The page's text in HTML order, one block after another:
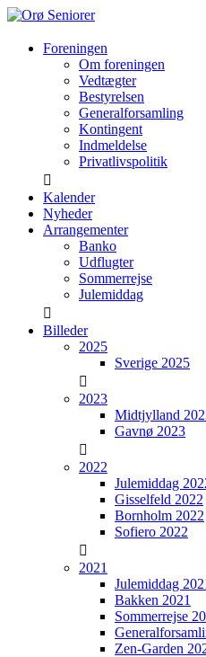
Orø
Seniorer
hyggeligste
hjælper
hinanden
Foreningen
Om foreningen
Vedtægter
Bestyrelsen
Generalforsamling
Kontingent
Indmeldelse
Privatlivspolitik
Kalender
Nyheder
Arrangementer
Banko
Udflugter
Sommerrejse
Julemiddag
Billeder
2025
Sverige 2025
2023
Midtjylland
Gavnø 2023
2022
Julemiddag
Gisselfeld 2022
Bornholm 2022
Sofiero 2022
2021
Julemiddag
Bakken 2021
Sommerrejse
Zen-Garden